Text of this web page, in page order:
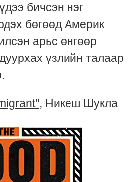
бичсэн нэг
бөгөөд Америк
арьс өнгөөр
үзлийн талаар
, Никеш Шукла